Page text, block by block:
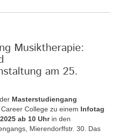
Musiktherapie:
am 25.
Masterstudiengang
College zu einem Infotag
ab 10 Uhrin den
Mierendorffstr. 30. Das